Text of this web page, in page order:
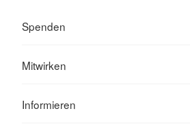
Spenden
Mitwirken
Informieren